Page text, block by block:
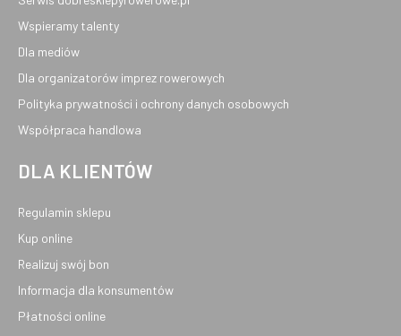
Wspieramy talenty
Dla mediów
Dla organizatorów imprez rowerowych
Polityka prywatności i ochrony danych osobowych
Współpraca handlowa
DLA KLIENTÓW
Regulamin sklepu
Kup online
Realizuj swój bon
Informacja dla konsumentów
Płatności online